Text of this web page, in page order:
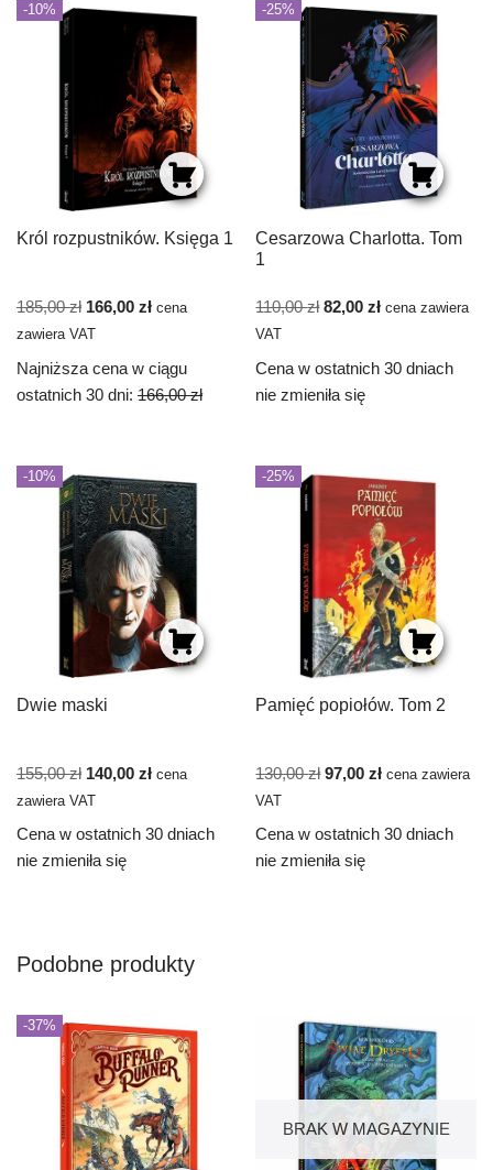
-10%
Król rozpustników. Księga 1
185,00zł 166,00 zł cena
zawiera VAT
Najniższa cena w ciągu
ostatnich 30 dni: 166,00 zł
-25%
Cesarzowa Charlotta. Tom
1
110,00zł 82,00zł cena zawiera
VAT
Cena w ostatnich 30 dniach
nie zmieniła się
-10%
Dwie maski
155,00zł 140,00 zł cena
zawiera VAT
Cena w ostatnich 30 dniach
nie zmieniła się
-25%
Pamięć popiołów. Tom 2
130,00zł 97,00zł cena zawiera
VAT
Cena w ostatnich 30 dniach
nie zmieniła się
Podobne produkty
-37%
BRAK W MAGAZYNIE